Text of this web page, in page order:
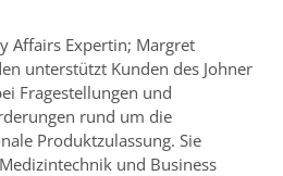
Affairs Expertin; Margret
unterstützt Kunden des Johner
Fragestellungen und
rund um die
Produktzulassung. Sie
und Business